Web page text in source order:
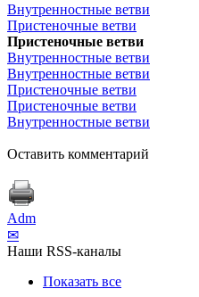
Внутренностные ветви
Пристеночные ветви
Пристеночные ветви
Внутренностные ветви
Внутренностные ветви
Пристеночные ветви
Пристеночные ветви
Внутренностные ветви
Оставить комментарий
Adm
✉
Наши RSS-каналы
Показать все